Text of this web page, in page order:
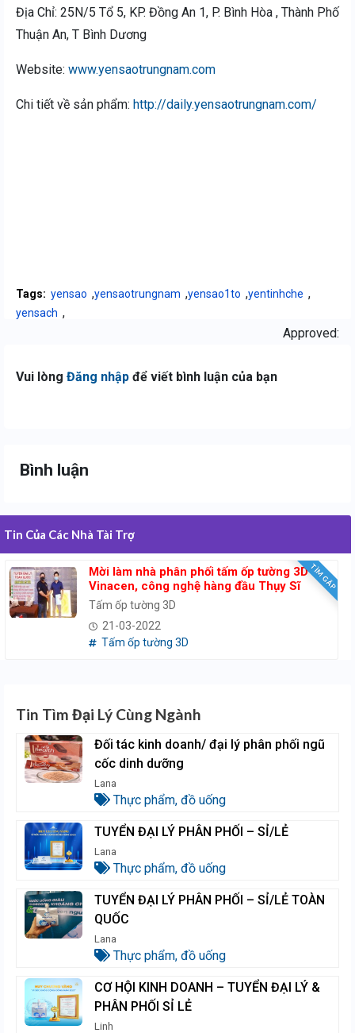
Địa Chỉ: 25N/5 Tổ 5, KP. Đồng An 1, P. Bình Hòa , Thành Phố
Thuận An, T Bình Dương
Website: www.yensaotrungnam.com
Chi tiết về sản phẩm: http://daily.yensaotrungnam.com/
Tags: yensao ,yensaotrungnam ,yensao1to ,yentinhche ,
yensach ,
Approved:
Vui lòng Đăng nhập để viết bình luận của bạn
Bình luận
Tin Của Các Nhà Tài Trợ
TÌM GẤP
Mời làm nhà phân phối tấm ốp tường 3D
Vinacen, công nghệ hàng đầu Thụy Sĩ
Tấm ốp tường 3D
21-03-2022
Tấm ốp tường 3D
Tin Tìm Đại Lý Cùng Ngành
Đối tác kinh doanh/ đại lý phân phối ngũ
cốc dinh dưỡng
Lana
Thực phẩm, đồ uống
TUYỂN ĐẠI LÝ PHÂN PHỐI – SỈ/LẺ
Lana
Thực phẩm, đồ uống
TUYỂN ĐẠI LÝ PHÂN PHỐI – SỈ/LẺ TOÀN
QUỐC
Lana
Thực phẩm, đồ uống
CƠ HỘI KINH DOANH – TUYỂN ĐẠI LÝ &
PHÂN PHỐI SỈ LẺ
Linh